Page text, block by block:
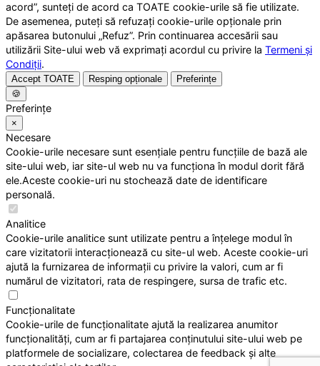
acord”, sunteți de acord ca TOATE cookie-urile să fie utilizate.
De asemenea, puteți să refuzați cookie-urile opționale prin
apăsarea butonului „Refuz”. Prin continuarea accesării sau
utilizării Site-ului web vă exprimați acordul cu privire la Termeni și
Condiții.
Accept TOATE Resping opționale
Preferințe
🍪
Preferințe
×
Necesare
Cookie-urile necesare sunt esențiale pentru funcțiile de bază ale
site-ului web, iar site-ul web nu va funcționa în modul dorit fără
ele.Aceste cookie-uri nu stochează date de identificare
personală.
Analitice
Cookie-urile analitice sunt utilizate pentru a înțelege modul în
care vizitatorii interacționează cu site-ul web. Aceste cookie-uri
ajută la furnizarea de informații cu privire la valori, cum ar fi
numărul de vizitatori, rata de respingere, sursa de trafic etc.
Funcționalitate
Cookie-urile de funcționalitate ajută la realizarea anumitor
funcționalități, cum ar fi partajarea conținutului site-ului web pe
platformele de socializare, colectarea de feedback și alte